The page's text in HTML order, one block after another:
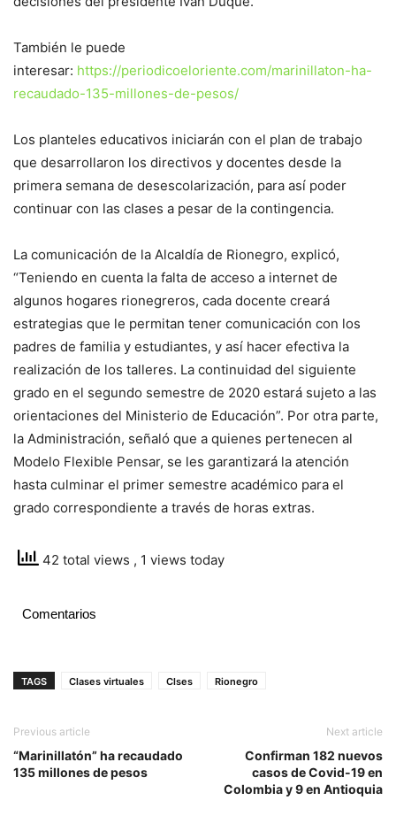
También le puede
interesar: https://periodicoeloriente.com/marinillaton-ha-
recaudado-135-millones-de-pesos/
Los planteles educativos iniciarán con el plan de trabajo
que desarrollaron los directivos y docentes desde la
primera semana de desescolarización, para así poder
continuar con las clases a pesar de la contingencia.
La comunicación de la Alcaldía de Rionegro, explicó,
“Teniendo en cuenta la falta de acceso a internet de
algunos hogares rionegreros, cada docente creará
estrategias que le permitan tener comunicación con los
padres de familia y estudiantes, y así hacer efectiva la
realización de los talleres. La continuidad del siguiente
grado en el segundo semestre de 2020 estará sujeto a las
orientaciones del Ministerio de Educación”. Por otra parte,
la Administración, señaló que a quienes pertenecen al
Modelo Flexible Pensar, se les garantizará la atención
hasta culminar el primer semestre académico para el
grado correspondiente a través de horas extras.
42 total views , 1 views today
Comentarios
TAGS Clases virtuales Clses Rionegro
Previous article
“Marinillatón” ha recaudado
135 millones de pesos
Next article
Confirman 182 nuevos
casos de Covid-19 en
Colombia y 9 en Antioquia